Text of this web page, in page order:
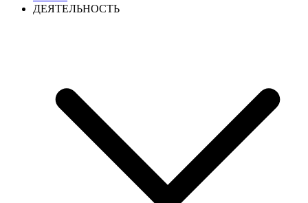
ДЕЯТЕЛЬНОСТЬ